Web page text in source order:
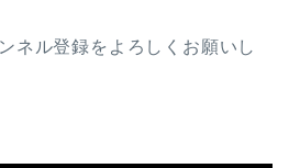
ネル登録をよろしくお願いし